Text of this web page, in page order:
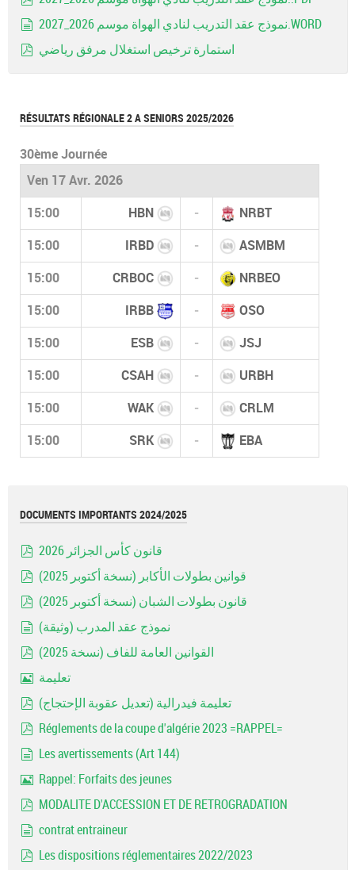
نموذج عقد التدريب لنادي الهواة موسم 2026_2027.WORD
استمارة ترخيص استغلال مرفق رياضي
RÉSULTATS RÉGIONALE 2 A SENIORS 2025/2026
30ème Journée
Ven 17 Avr. 2026
15:00 HBN - NRBT
15:00 IRBD - ASMBM
15:00 CRBOC - NRBEO
15:00 IRBB - OSO
15:00 ESB - JSJ
15:00 CSAH - URBH
15:00 WAK - CRLM
15:00 SRK - EBA
DOCUMENTS IMPORTANTS 2024/2025
قانون كأس الجزائر 2026
قوانين بطولات الأكابر (نسخة أكتوبر 2025)
قانون بطولات الشبان (نسخة أكتوبر 2025)
نموذج عقد المدرب (وثيقة)
القوانين العامة للفاف (نسخة 2025)
تعليمة
تعليمة فيدرالية (تعديل عقوبة الإحتجاج)
Réglements de la coupe d'algérie 2023 =RAPPEL=
Les avertissements (Art 144)
Rappel: Forfaits des jeunes
MODALITE D'ACCESSION ET DE RETROGRADATION
contrat entraineur
Les dispositions réglementaires 2022/2023